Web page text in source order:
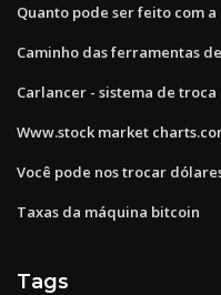
Quanto pode ser feito com
Caminho das ferramentas
Carlancer - sistema de
Www.stock market
Você pode nos trocar
Taxas da máquina bitcoin
Tags